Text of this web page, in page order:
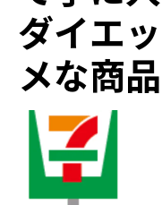
ダイエ
メな商